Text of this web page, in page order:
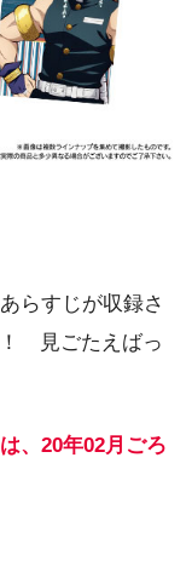
らすじが収録さ
！ 見ごたえばっ
、20年02月ごろ